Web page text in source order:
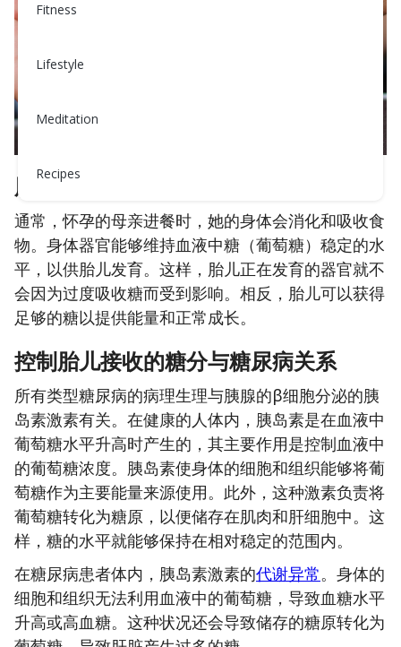
Fitness
Lifestyle
Meditation
Recipes
胎儿如何获取能量
通常，怀孕的母亲进餐时，她的身体会消化和吸收食
物。身体器官能够维持血液中糖（葡萄糖）稳定的水
平，以供胎儿发育。这样，胎儿正在发育的器官就不
会因为过度吸收糖而受到影响。相反，胎儿可以获得
足够的糖以提供能量和正常成长。
控制胎儿接收的糖分与糖尿病关系
所有类型糖尿病的病理生理与胰腺的β细胞分泌的胰
岛素激素有关。在健康的人体内，胰岛素是在血液中
葡萄糖水平升高时产生的，其主要作用是控制血液中
的葡萄糖浓度。胰岛素使身体的细胞和组织能够将葡
萄糖作为主要能量来源使用。此外，这种激素负责将
葡萄糖转化为糖原，以便储存在肌肉和肝细胞中。这
样，糖的水平就能够保持在相对稳定的范围内。
在糖尿病患者体内，胰岛素激素的代谢异常。身体的
细胞和组织无法利用血液中的葡萄糖，导致血糖水平
升高或高血糖。这种状况还会导致储存的糖原转化为